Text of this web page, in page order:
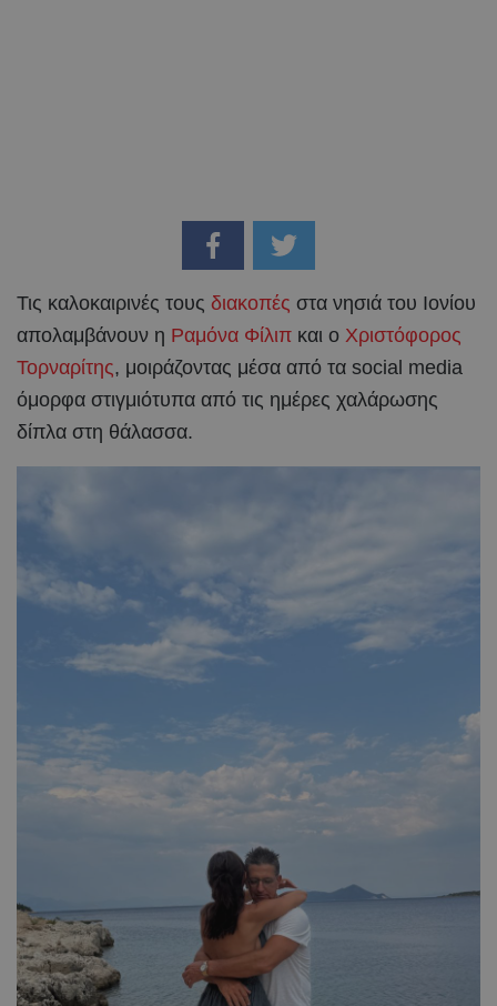
Τις καλοκαιρινές τους διακοπές στα νησιά του Ιονίου
απολαμβάνουν η Ραμόνα Φίλιπ και ο Χριστόφορος
Τορναρίτης, μοιράζοντας μέσα από τα social media
όμορφα στιγμιότυπα από τις ημέρες χαλάρωσης
δίπλα στη θάλασσα.